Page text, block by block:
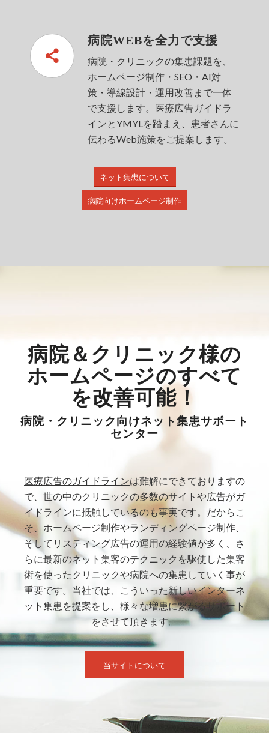
病院WEBを全力で支援
病院・クリニックの集患課題を、
ホームページ制作・SEO・AI対
策・導線設計・運用改善まで一体
で支援します。医療広告ガイドラ
インとYMYLを踏まえ、患者さんに
伝わるWeb施策をご提案します。
ネット集患について
病院向けホームページ制作
病院＆クリニック様の
ホームページのすべて
を改善可能 ！
病院・クリニック向けネット集患サポート
センター
医療広告のガイドラインは難解にできておりますの
で、世の中のクリニックの多数のサイトや広告がガ
イドラインに抵触しているのも事実です。だからこ
そ、ホームページ制作やランディングページ制作、
そしてリスティング広告の運用の経験値が多く、さ
らに最新のネット集客のテクニックを駆使した集客
術を使ったクリニックや病院への集患していく事が
重要です。当社では、こういった新しいインターネ
ット集患を提案をし、様々な増患に繋がるサポート
をさせて頂きます。
当サイトについて